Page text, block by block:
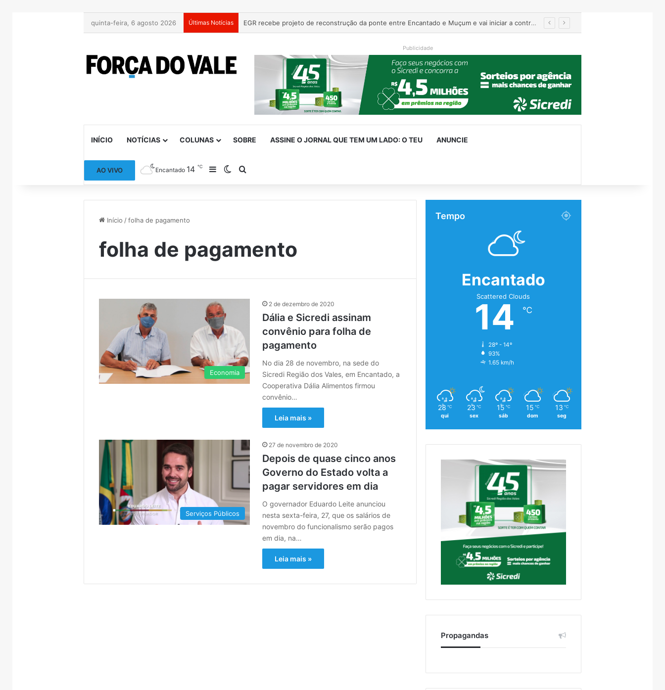
quinta-feira, 6 agosto 2026 Últimas Notícias EGR recebe projeto de reconstrução da ponte entre Encantado e Muçum e vai iniciar a contratação da obra
Publicidade
INÍCIO NOTÍCIAS COLUNAS SOBRE ASSINE O JORNAL QUE TEM UM LADO: O TEU ANUNCIE
AO VIVO Encantado 14℃ Barra Lateral
Switch skin
Início / folha de pagamento
folha de pagamento
Economia
2 de dezembro de 2020
Dália e Sicredi assinam
convênio para folha de
pagamento
No dia 28 de novembro, na sede do
Sicredi Região dos Vales, em Encantado, a
Cooperativa Dália Alimentos firmou
convênio…
Leia mais »
Serviços Públicos
27 de novembro de 2020
Depois de quase cinco anos
Governo do Estado volta a
pagar servidores em dia
O governador Eduardo Leite anunciou
nesta sexta-feira, 27, que os salários de
novembro do funcionalismo serão pagos
em dia, na…
Leia mais »
Tempo
Encantado
Scattered Clouds
14 ℃
28º - 14º
93%
1.65 km/h
28 ℃
qui
23 ℃
sex
15 ℃
sáb
15 ℃
dom
13 ℃
seg
Propagandas